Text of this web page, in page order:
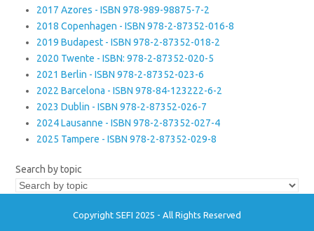
2017 Azores - ISBN 978-989-98875-7-2
2018 Copenhagen - ISBN 978-2-87352-016-8
2019 Budapest - ISBN 978-2-87352-018-2
2020 Twente - ISBN: 978-2-87352-020-5
2021 Berlin - ISBN 978-2-87352-023-6
2022 Barcelona - ISBN 978-84-123222-6-2
2023 Dublin - ISBN 978-2-87352-026-7
2024 Lausanne - ISBN 978-2-87352-027-4
2025 Tampere - ISBN 978-2-87352-029-8
Search by topic
Copyright SEFI 2025 - All Rights Reserved